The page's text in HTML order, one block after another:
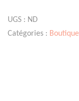
à
plats
UGS : ND
Catégories : Boutique